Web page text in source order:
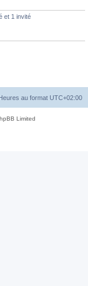
et 1 invité
au format UTC+02:00
Limited